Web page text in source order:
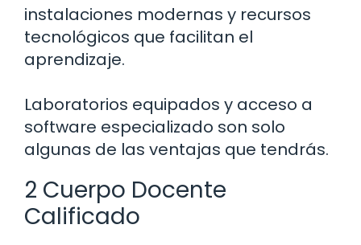
instalaciones modernas y recursos
tecnológicos que facilitan el
aprendizaje.
Laboratorios equipados y acceso a
software especializado son solo
algunas de las ventajas que tendrás.
2 Cuerpo Docente
Calificado